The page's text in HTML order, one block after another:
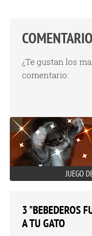
¿Te gustan los
comentario:
JUEGO
3 "BEBEDEROS
A TU GATO